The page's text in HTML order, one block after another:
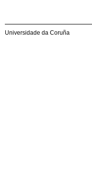
Universidade da Coruña